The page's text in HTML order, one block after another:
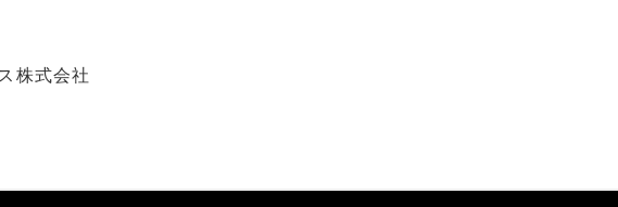
株式会社